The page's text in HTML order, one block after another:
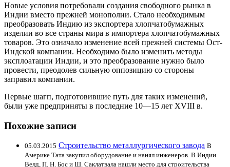
Новые условия потребовали создания свободного рынка в
Индии вместо прежней монополии. Стало необходимым
преобразовать Индию из экспортера хлопчатобумажных
изделии во все страны мира в импортера хлопчатобумажных
товаров. Это означало изменение всей прежней системы Ост-
Индской компании. Необходимо было изменить методы
эксплоатации Индии, и это преобразование нужно было
провести, преодолев сильную оппозицию со стороны
заправил компании.
Первые шагп, подготовившие путь для таких изменений,
были уже предприняты в последние 10—15 лет XVIII в.
Похожие записи
05.03.2015 Строительство металлургического завода В
Америке Тата закупил оборудование и нанял инженеров. В Индии
Велд, П. Н. Бос и Ш. Саклатвала нашли место для строительства